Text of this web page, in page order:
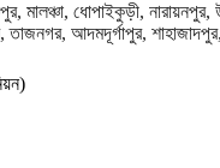
মালঞ্চা, ধোপাইকুড়ী, নারায়নপুর,
আদমদূর্গাপুর,